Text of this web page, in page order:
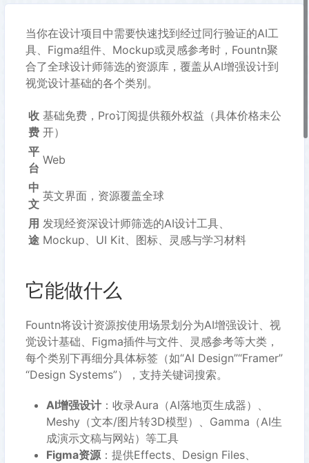
当你在设计项目中需要快速找到经过同行验证的AI工
具、Figma组件、Mockup或灵感参考时，Fountn聚
合了全球设计师筛选的资源库，覆盖从AI增强设计到
视觉设计基础的各个类别。
收
费
基础免费，Pro订阅提供额外权益（具体价格未公
开）
平
台
Web
中
文
英文界面，资源覆盖全球
用
途
发现经资深设计师筛选的AI设计工具、
Mockup、UI Kit、图标、灵感与学习材料
它能做什么
Fountn将设计资源按使用场景划分为AI增强设计、视
觉设计基础、Figma插件与文件、灵感参考等大类，
每个类别下再细分具体标签（如“AI Design”“Framer”
“Design Systems”），支持关键词搜索。
AI增强设计 ：收录Aura（AI落地页生成器）、
Meshy（文本/图片转3D模型）、Gamma（AI生
成演示文稿与网站）等工具
Figma资源：提供Effects、Design Files、